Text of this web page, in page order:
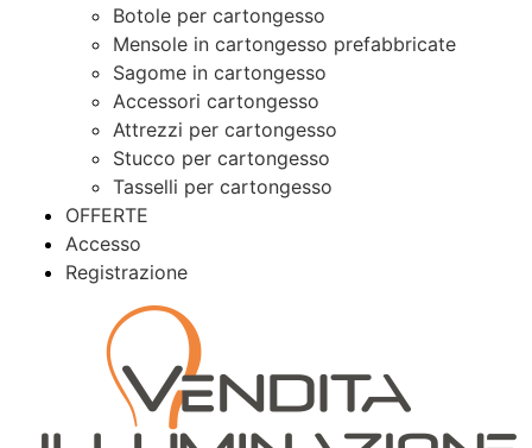
Botole per cartongesso
Mensole in cartongesso prefabbricate
Sagome in cartongesso
Accessori cartongesso
Attrezzi per cartongesso
Stucco per cartongesso
Tasselli per cartongesso
OFFERTE
Accesso
Registrazione